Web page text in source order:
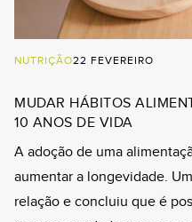
NUTRIÇÃO22 FEVEREIRO
MUDAR HÁBITOS
10 ANOS DE VIDA
A adoção de uma
aumentar a longevidade.
relação e concluiu que é